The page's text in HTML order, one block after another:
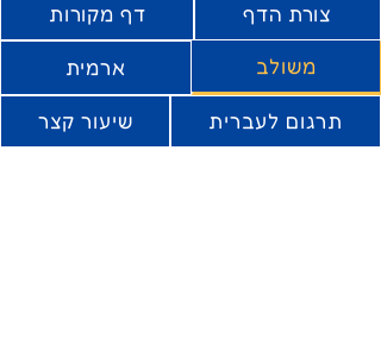
צורת הדף דף מקורות
משולב ארמית
תרגום לעברית שיעור קצר